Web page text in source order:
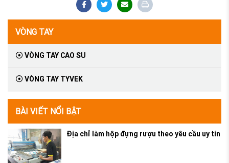
VÒNG TAY
VÒNG TAY CAO SU
VÒNG TAY TYVEK
BÀI VIẾT NỔI BẬT
Địa chỉ làm hộp đựng rượu theo yêu cầu uy tín